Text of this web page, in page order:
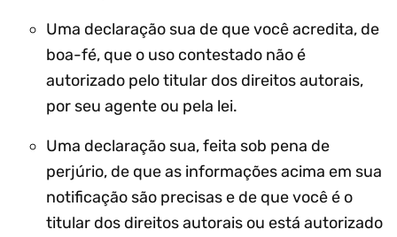
Uma declaração sua de que você acredita, de
boa-fé, que o uso contestado não é
autorizado pelo titular dos direitos autorais,
por seu agente ou pela lei.
Uma declaração sua, feita sob pena de
perjúrio, de que as informações acima em sua
notificação são precisas e de que você é o
titular dos direitos autorais ou está autorizado